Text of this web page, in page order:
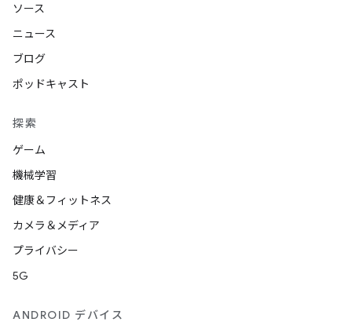
ソース
ニュース
ブログ
ポッドキャスト
探索
ゲーム
機械学習
健康＆フィットネス
カメラ＆メディア
プライバシー
5G
ANDROID デバイス